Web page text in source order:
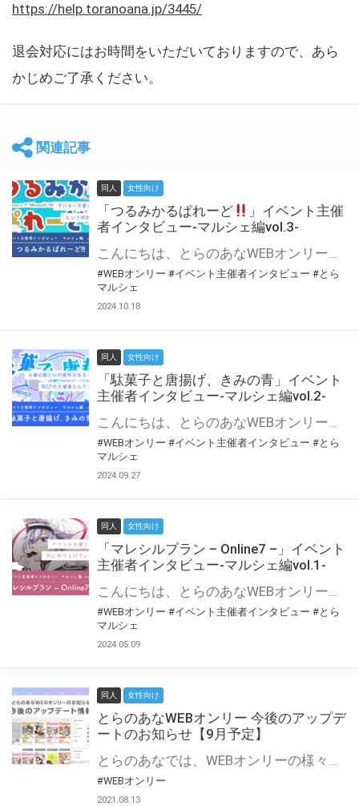
https://help.toranoana.jp/3445/
退会対応にはお時間をいただいておりますので、あら
かじめご了承ください。
関連記事
同人 女性向け
「つるみかるぱれーど
」イベント主催
者インタビュー-マルシェ編vol.3-
こんにちは、とらのあなWEBオンリー運営スタッフです。 新たにお届けする、イベント主催者インタビュー-マルシェ編-は、 とらのあなWEBオンリー「マルシェ」をご利用した主催様に 「マルシェ」を使って開催した感想や心がけをお聞きする企画です。 今回は、WEBオンリー初開催「つるみかるぱれーど
#WEBオンリー #イベント主催者インタビュー #とら
マルシェ
2024.10.18
同人 女性向け
「駄菓子と唐揚げ、きみの青」イベント
主催者インタビュー-マルシェ編vol.2-
こんにちは、とらのあなWEBオンリー運営スタッフです。 新たにお届けする、イベント主催者インタビュー-マルシェ編-は、 とらのあなWEBオンリー「マルシェ」をご利用の主催様に 「マルシェ」を使ってイベントを開催した感想や心がけをお聞きする企画です。 今回は、WEBオンリー初開催「駄菓子と唐揚げ、きみの青」より、 主催のぎこ六屋様にお話を伺いました。 協力：ぎこ六屋様／イベント公式Twitter（@krkgwks） とらのあなWEBオンリー「マルシェ」とは？ WEBオンリーでリアルタイムでコミュニケーションがとれるオンライン会場です。
#WEBオンリー #イベント主催者インタビュー #とら
マルシェ
2024.09.27
同人 女性向け
「マレシルプラン – Online7 –」イベント
主催者インタビュー-マルシェ編vol.1-
こんにちは、とらのあなWEBオンリー運営スタッフです。 新たにお届けする、イベント主催者インタビュー-マルシェ編-は、 とらのあなWEBオンリー「マルシェ」をご利用した主催様に 「マルシェ」を使って開催した感想や心がけをお聞きする企画です。 今回は、WEBオンリー開催7回目迎えた「マレシルプラン – Online7 –」より、 主催の玉川うた様にお話を伺いました。 ▼マレシルプランのインタビュー前回記事 「イベント主催者インタビュー vol.6」はこちら 協力：玉川うた様（マレシルプラン実行委員会 代表）／イベント公式Twitter（@mallesil_plan） とらのあなWEBオンリー「マルシェ」とは？ WEBオンリーでリアルタイムでコミュニケーションがとれるオンライン会場です。
#WEBオンリー #イベント主催者インタビュー #とら
マルシェ
2024.05.09
同人 女性向け
とらのあなWEBオンリー 今後のアップデ
ートのお知らせ【9月予定】
とらのあなでは、WEBオンリーの様々な支援を実施しています。 今回は2021年9月に実装を予定しているアップデート情報についてご紹介いたします。 とらのあなWEBオンリーサイトはこちら
#WEBオンリー
2021.08.13